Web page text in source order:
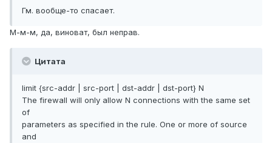
Гм. вообще-то спасает.
М-м-м, да, виноват, был неправ.
Цитата
limit {src-addr | src-port | dst-addr | dst-port} N
The firewall will only allow N connections with the same set
of
parameters as specified in the rule. One or more of source
and